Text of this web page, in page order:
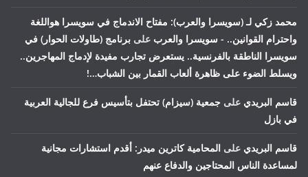
محمد زكي لـ (سويسرا والعرب): مفتاح الاندماج في سويسرا هواللغة
واحترام القوانين.. - سويسرا والعرب على برنامج (طاولات الحوار) في
سويسرا الناطقة بالفرنسية.. يستعرض تجارب مفيدة لإدماج المهاجرين..
ويسلط الضوء على ظاهرة ألعاب القمار بين الشباب…!
قاسم البريدي على جمعية (سيزام) تحتفل بتأسيس فرع للجالية العربية
في بازل
قاسم البريدي على المحامية كاترين ميدر: أقدم استشارات مجانية
لمساعدة الناس المحتاجين والدفاع عنهم